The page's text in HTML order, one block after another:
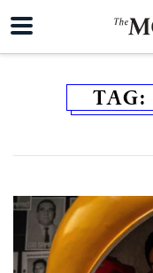
TAG: